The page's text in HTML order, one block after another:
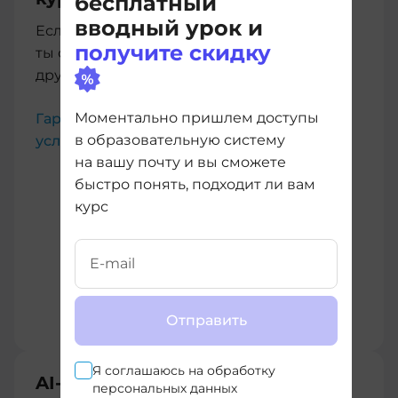
вводный урок и
получите скидку
Моментально пришлем доступы
в образовательную систему
на вашу почту и вы сможете
быстро понять, подходит ли вам
курс
Отправить
Я соглашаюсь на обработку
персональных данных
Если купленный курс тебе не подойдет,
ты сможешь бесплатно перейти на любой
другой без дополнительных расходов
Гарантии имеют юридическую силу,
условия прописаны в Договоре-оферте
AI-помощник